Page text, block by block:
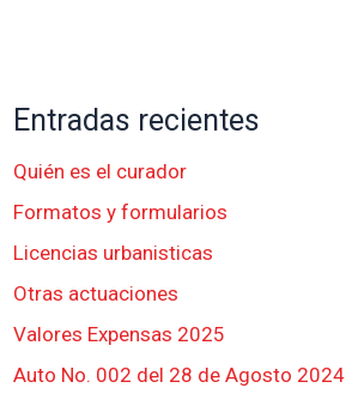
Entradas recientes
Quién es el curador
Formatos y formularios
Licencias urbanisticas
Otras actuaciones
Valores Expensas 2025
Auto No. 002 del 28 de Agosto 2024